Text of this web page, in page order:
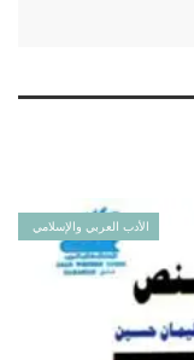
الأدب العربي والإسلامي